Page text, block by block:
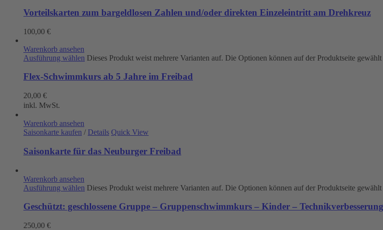
Vorteilskarten zum bargeldlosen Zahlen und/oder direkten Einzeleintritt am Drehkreuz
100,00 €
Warenkorb ansehen
Ausführung wählen Dieses Produkt weist mehrere Varianten auf. Die Optionen können auf der Produktseite
Flex-Schwimmkurs ab 5 Jahre im Freibad
20,00 €
inkl. MwSt.
Warenkorb ansehen
Saisonkarte kaufen / Details Quick View
Saisonkarte für das Neuburger Freibad
Warenkorb ansehen
Ausführung wählen Dieses Produkt weist mehrere Varianten auf. Die Optionen können auf der Produktseite
Geschützt: geschlossene Gruppe – Gruppenschwimmkurs – Kinder – Technikverbesserung
250,00 €